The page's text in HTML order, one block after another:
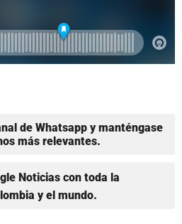
de Whatsapp y manténgase
más relevantes.
Noticias con toda la
y el mundo.